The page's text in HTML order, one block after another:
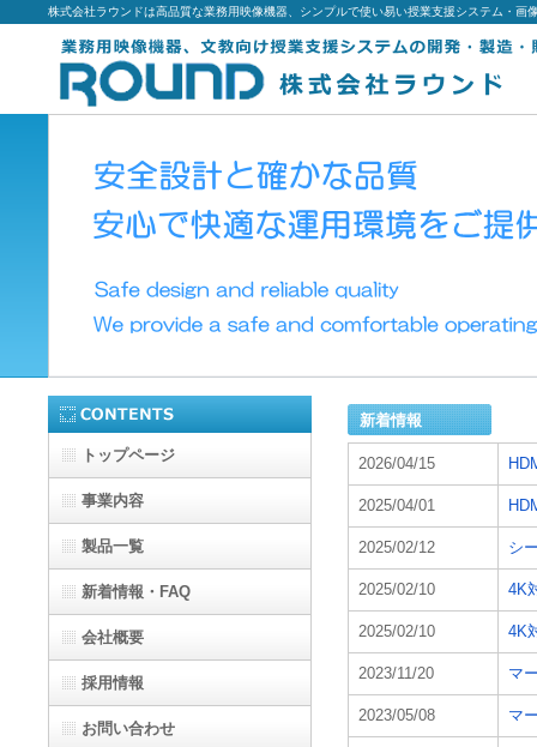
株式会社ラウンドは高品質な業務用映像機器、シンプルで使い易い授業支援システム・画
新着情報
2026/04/15
2025/04/01
2025/02/12 シ
2025/02/10 4K
2025/02/10 4K
2023/11/20 マ
2023/05/08 マ
トップページ
事業内容
製品一覧
新着情報・FAQ
会社概要
採用情報
お問い合わせ